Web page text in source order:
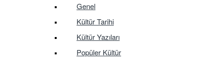
Genel
Kültür Tarihi
Kültür Yazıları
Popüler Kültür